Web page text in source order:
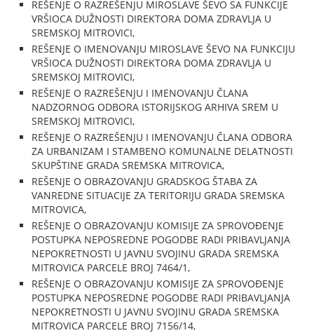
REŠENJE O RAZREŠENJU MIROSLAVE ŠEVO SA FUNKCIJE
VRŠIOCA DUŽNOSTI DIREKTORA DOMA ZDRAVLJA U
SREMSKOJ MITROVICI,
REŠENJE O IMENOVANJU MIROSLAVE ŠEVO NA FUNKCIJU
VRŠIOCA DUŽNOSTI DIREKTORA DOMA ZDRAVLJA U
SREMSKOJ MITROVICI,
REŠENJE O RAZREŠENJU I IMENOVANJU ČLANA
NADZORNOG ODBORA ISTORIJSKOG ARHIVA SREM U
SREMSKOJ MITROVICI,
REŠENJE O RAZREŠENJU I IMENOVANJU ČLANA ODBORA
ZA URBANIZAM I STAMBENO KOMUNALNE DELATNOSTI
SKUPŠTINE GRADA SREMSKA MITROVICA,
REŠENJE O OBRAZOVANJU GRADSKOG ŠTABA ZA
VANREDNE SITUACIJE ZA TERITORIJU GRADA SREMSKA
MITROVICA,
REŠENJE O OBRAZOVANJU KOMISIJE ZA SPROVOĐENJE
POSTUPKA NEPOSREDNE POGODBE RADI PRIBAVLJANJA
NEPOKRETNOSTI U JAVNU SVOJINU GRADA SREMSKA
MITROVICA PARCELE BROJ 7464/1,
REŠENJE O OBRAZOVANJU KOMISIJE ZA SPROVOĐENJE
POSTUPKA NEPOSREDNE POGODBE RADI PRIBAVLJANJA
NEPOKRETNOSTI U JAVNU SVOJINU GRADA SREMSKA
MITROVICA PARCELE BROJ 7156/14,